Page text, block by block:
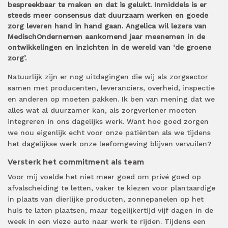
bespreekbaar te maken en dat is gelukt. Inmiddels is er
steeds meer consensus dat duurzaam werken en goede
zorg leveren hand in hand gaan. Angelica wil lezers van
MedischOndernemen aankomend jaar meenemen in de
ontwikkelingen en inzichten in de wereld van ‘de groene
zorg’.
Natuurlijk zijn er nog uitdagingen die wij als zorgsector
samen met producenten, leveranciers, overheid, inspectie
en anderen op moeten pakken. Ik ben van mening dat we
alles wat al duurzamer kan, als zorgverlener moeten
integreren in ons dagelijks werk. Want hoe goed zorgen
we nou eigenlijk echt voor onze patiënten als we tijdens
het dagelijkse werk onze leefomgeving blijven vervuilen?
Versterk het commitment als team
Voor mij voelde het niet meer goed om privé goed op
afvalscheiding te letten, vaker te kiezen voor plantaardige
in plaats van dierlijke producten, zonnepanelen op het
huis te laten plaatsen, maar tegelijkertijd vijf dagen in de
week in een vieze auto naar werk te rijden. Tijdens een